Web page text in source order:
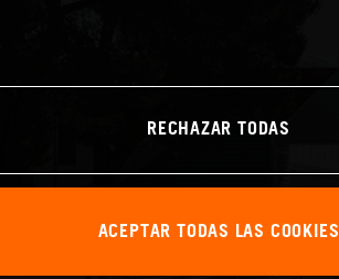
RECHAZAR TODAS
ACEPTAR TODAS LAS COOKIES